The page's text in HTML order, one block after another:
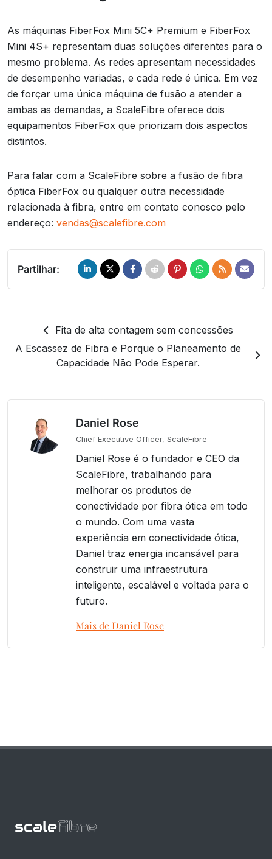
As máquinas FiberFox Mini 5C+ Premium e FiberFox
Mini 4S+ representam duas soluções diferentes para o
mesmo problema. As redes apresentam necessidades
de desempenho variadas, e cada rede é única. Em vez
de forçar uma única máquina de fusão a atender a
ambas as demandas, a ScaleFibre oferece dois
equipamentos FiberFox que priorizam dois aspectos
distintos.
Para falar com a ScaleFibre sobre a fusão de fibra
óptica FiberFox ou qualquer outra necessidade
relacionada à fibra, entre em contato conosco pelo
endereço: vendas@scalefibre.com
Partilhar:
Fita de alta contagem sem concessões
A Escassez de Fibra e Porque o Planeamento de
Capacidade Não Pode Esperar.
Daniel Rose
Chief Executive Officer, ScaleFibre
Daniel Rose é o fundador e CEO da
ScaleFibre, trabalhando para
melhorar os produtos de
conectividade por fibra ótica em todo
o mundo. Com uma vasta
experiência em conectividade ótica,
Daniel traz energia incansável para
construir uma infraestrutura
inteligente, escalável e voltada para o
futuro.
Mais de Daniel Rose